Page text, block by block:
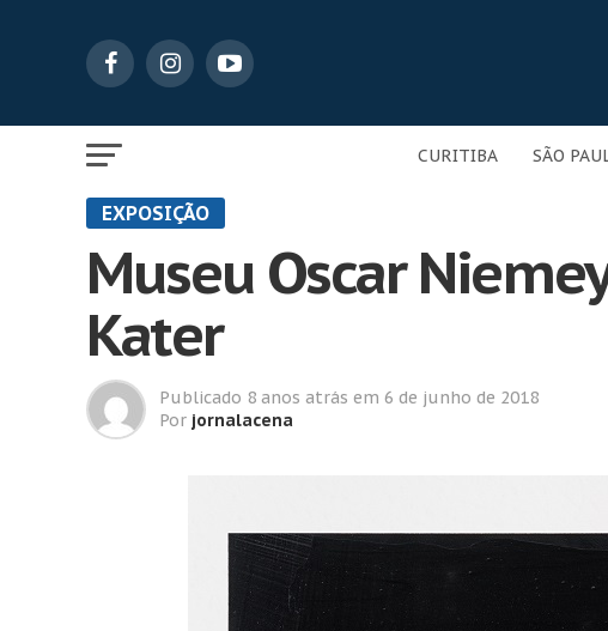
CURITIBA SÃO
EXPOSIÇÃO
Museu Oscar
Kater
Publicado 8 anos atrás em 6 de junho de 2018
Por jornalacena